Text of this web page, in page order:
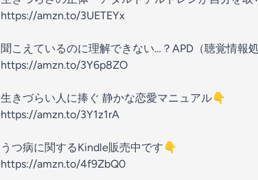
https://amzn.to/3UETEYx
聞こえているのに理解できない…？APD（聴覚情報
https://amzn.to/3Y6p8ZO
生きづらい人に捧ぐ 静かな恋愛マニュアル👇
https://amzn.to/3Y1z1rA
うつ病に関するKindle販売中です👇️
https://amzn.to/4f9ZbQ0